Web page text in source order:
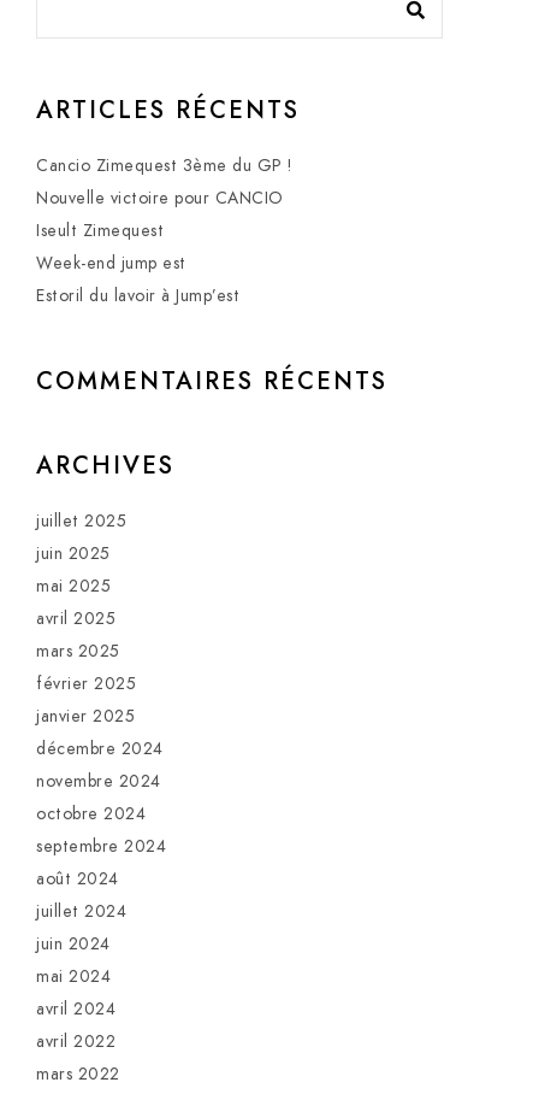
ARTICLES RÉCENTS
Cancio Zimequest 3ème du GP !
Nouvelle victoire pour CANCIO
Iseult Zimequest
Week-end jump est
Estoril du lavoir à Jump’est
COMMENTAIRES RÉCENTS
ARCHIVES
juillet 2025
juin 2025
mai 2025
avril 2025
mars 2025
février 2025
janvier 2025
décembre 2024
novembre 2024
octobre 2024
septembre 2024
août 2024
juillet 2024
juin 2024
mai 2024
avril 2024
avril 2022
mars 2022